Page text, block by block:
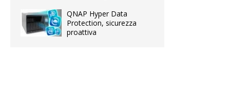
QNAP Hyper Data
Protection, sicurezza
proattiva